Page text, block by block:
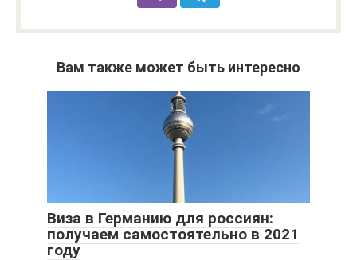
Вам также может быть интересно
Виза в Германию для россиян:
получаем самостоятельно в 2021
году